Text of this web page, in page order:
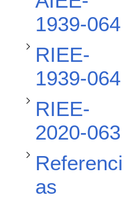
1939-064
RIEE-
1939-064
RIEE-
2020-063
Alternar subsección RIEE-2020-063
Referenci
as
Alternar subsección Referencias